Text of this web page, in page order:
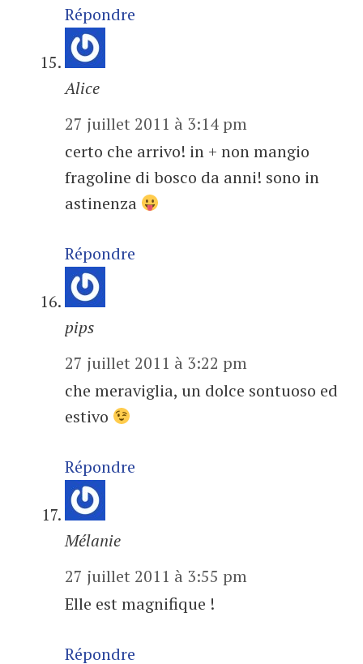
Répondre
Alice
27 juillet 2011 à 3:14 pm
certo che arrivo! in + non mangio
fragoline di bosco da anni! sono in
astinenza
Répondre
pips
27 juillet 2011 à 3:22 pm
che meraviglia, un dolce sontuoso ed
estivo
Répondre
Mélanie
27 juillet 2011 à 3:55 pm
Elle est magnifique !
Répondre